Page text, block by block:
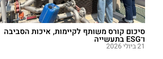
סיכום קורס משותף לקיימות, איכות הסביבה
ו־ESG בתעשייה
21 ביולי 2026